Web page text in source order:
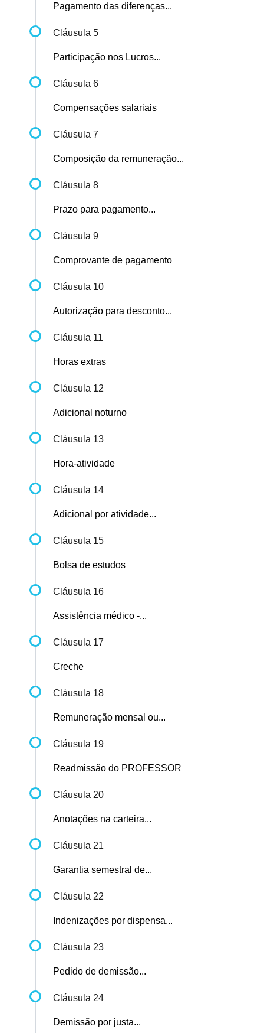
Pagamento das diferenças...
Cláusula 5
Participação nos Lucros...
Cláusula 6
Compensações salariais
Cláusula 7
Composição da remuneração...
Cláusula 8
Prazo para pagamento...
Cláusula 9
Comprovante de pagamento
Cláusula 10
Autorização para desconto...
Cláusula 11
Horas extras
Cláusula 12
Adicional noturno
Cláusula 13
Hora-atividade
Cláusula 14
Adicional por atividade...
Cláusula 15
Bolsa de estudos
Cláusula 16
Assistência médico -...
Cláusula 17
Creche
Cláusula 18
Remuneração mensal ou...
Cláusula 19
Readmissão do PROFESSOR
Cláusula 20
Anotações na carteira...
Cláusula 21
Garantia semestral de...
Cláusula 22
Indenizações por dispensa...
Cláusula 23
Pedido de demissão...
Cláusula 24
Demissão por justa...